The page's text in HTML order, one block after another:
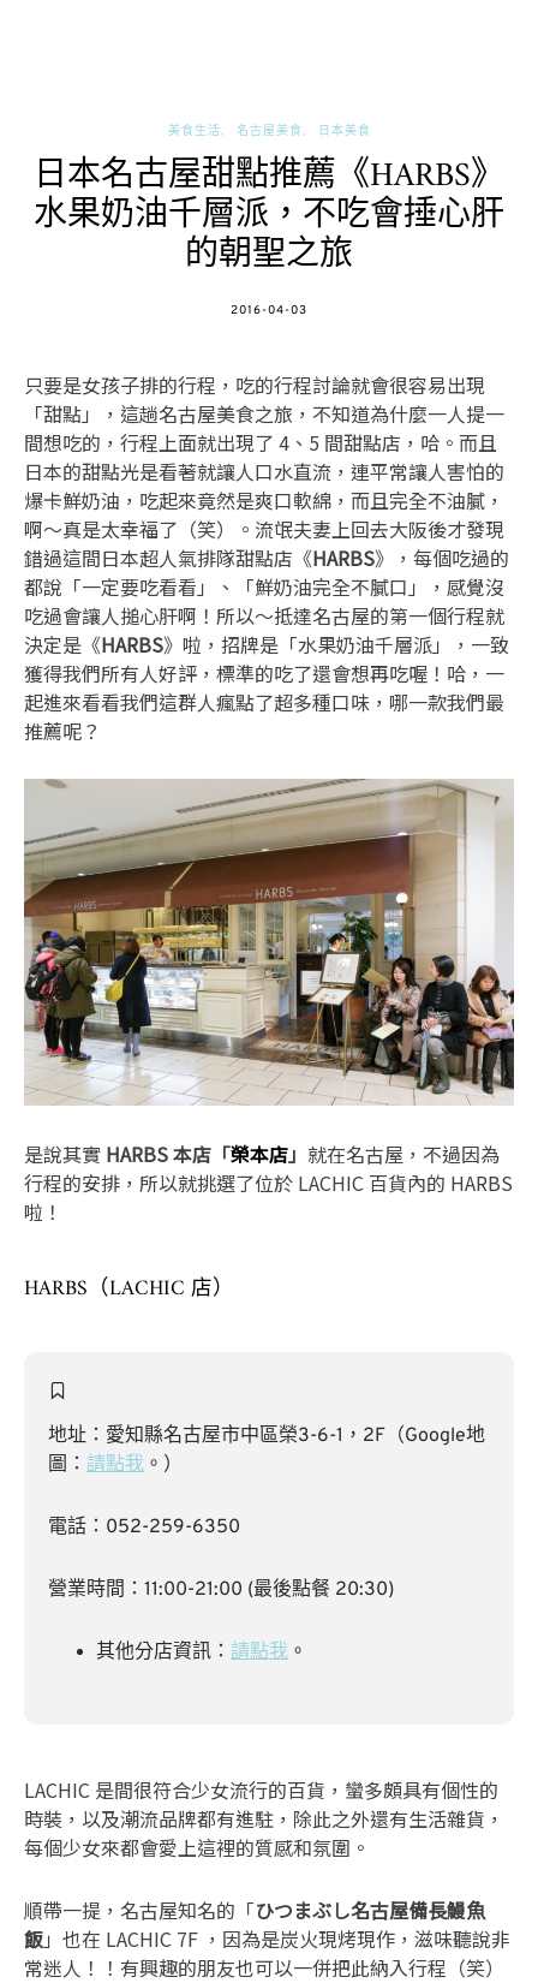
美食生活 名古屋美食 日本美食
日本名古屋甜點推薦《HARBS》
水果奶油千層派，不吃會捶心肝
的朝聖之旅
POSTED
2016-04-03
只要是女孩子排的行程，吃的行程討論就會很容易出現
「甜點」，這趟名古屋美食之旅，不知道為什麼一人提一
間想吃的，行程上面就出現了 4、5 間甜點店，哈。而且
日本的甜點光是看著就讓人口水直流，連平常讓人害怕的
爆卡鮮奶油，吃起來竟然是爽口軟綿，而且完全不油膩，
啊～真是太幸福了（笑）。流氓夫妻上回去大阪後才發現
錯過這間日本超人氣排隊甜點店《HARBS》，每個吃過的
都說「一定要吃看看」、「鮮奶油完全不膩口」，感覺沒
吃過會讓人搥心肝啊！所以～抵達名古屋的第一個行程就
決定是《HARBS》啦，招牌是「水果奶油千層派」，一致
獲得我們所有人好評，標準的吃了還會想再吃喔！哈，一
起進來看看我們這群人瘋點了超多種口味，哪一款我們最
推薦呢？
是說其實 HARBS 本店「榮本店」 就在名古屋，不過因為
行程的安排，所以就挑選了位於 LACHIC 百貨內的 HARBS
啦！
HARBS（LACHIC 店）
地址：愛知縣名古屋市中區榮3-6-1，2F（Google地
圖： 請點我 。）
電話：052-259-6350
營業時間：11:00-21:00 (最後點餐 20:30)
其他分店資訊： 請點我 。
LACHIC 是間很符合少女流行的百貨，蠻多頗具有個性的
時裝，以及潮流品牌都有進駐，除此之外還有生活雜貨，
每個少女來都會愛上這裡的質感和氛圍。
順帶一提，名古屋知名的「ひつまぶし名古屋備長鰻魚
飯」也在 LACHIC 7F ，因為是炭火現烤現作，滋味聽說非
常迷人！！有興趣的朋友也可以一併把此納入行程（笑）